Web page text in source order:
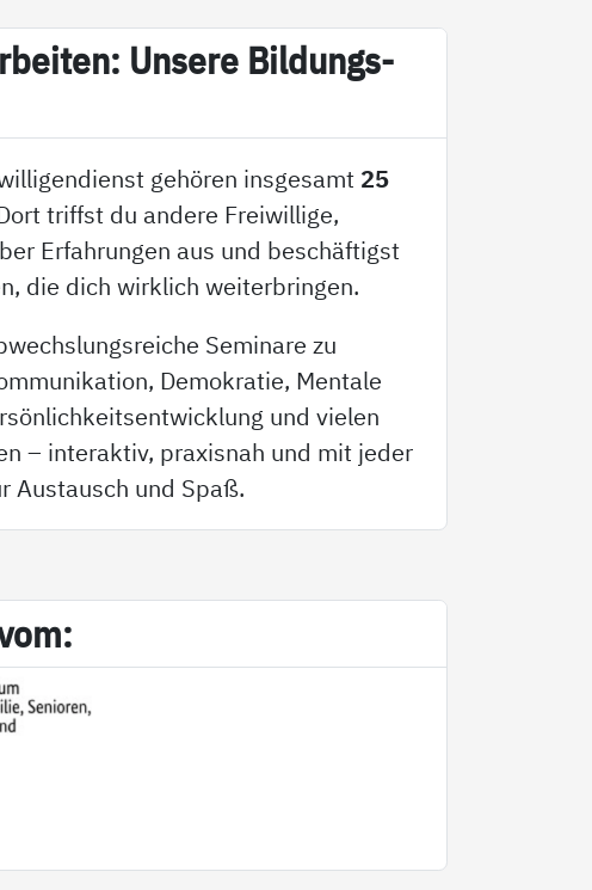
Un­se­re Bil­dungs­
gehören insgesamt 25
triffst du andere Freiwillige,
Erfahrungen aus und beschäftigst
die dich wirklich weiterbringen.
Seminare zu
Demokratie, Mentale
und vielen
– interaktiv, praxisnah und mit jeder
Austausch und Spaß.